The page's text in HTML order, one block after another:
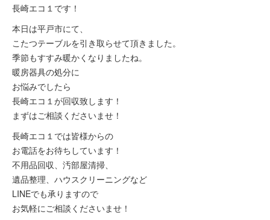
長崎エコ１です！
本日は平戸市にて、
こたつテーブルを引き取らせて頂きました。
季節もすすみ暖かくなりましたね。
暖房器具の処分に
お悩みでしたら
長崎エコ１が回収致します！
まずはご相談くださいませ！
長崎エコ１では皆様からの
お電話をお待ちしています！
不用品回収、汚部屋清掃、
遺品整理、ハウスクリーニングなど
LINEでも承りますので
お気軽にご相談くださいませ！